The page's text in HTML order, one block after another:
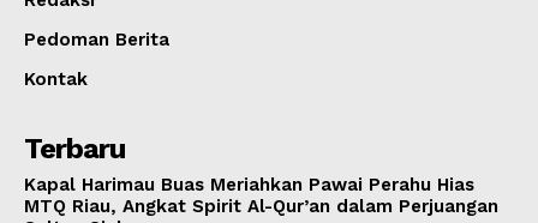
Pedoman Berita
Kontak
Terbaru
Kapal Harimau Buas Meriahkan Pawai Perahu Hias
MTQ Riau, Angkat Spirit Al-Qur’an dalam Perjuangan